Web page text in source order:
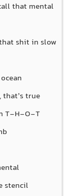
that mental
shit in slow
that’s true
T-H-O-T
stencil